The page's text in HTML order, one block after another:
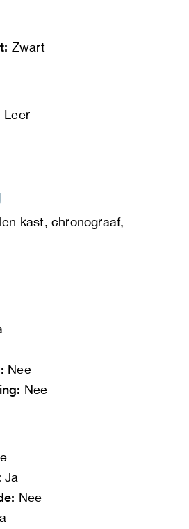
Zwart
Leer
kast, chronograaf,
Nee
Nee
Ja
Nee